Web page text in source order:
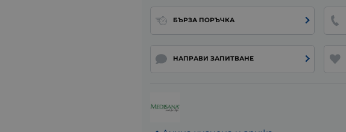
БЪРЗА ПОРЪЧКА
НАПРАВИ ЗАПИТВАНЕ